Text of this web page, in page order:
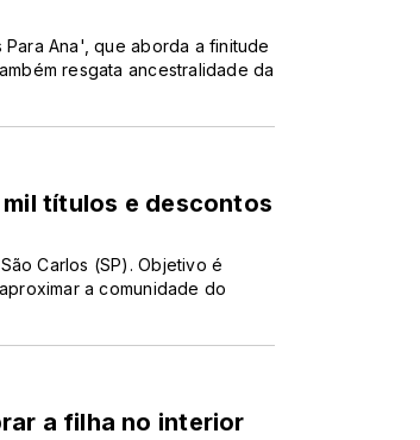
Ana', que aborda a finitude
resgata ancestralidade da
mil títulos e descontos
Carlos (SP). Objetivo é
a comunidade do
a filha no interior